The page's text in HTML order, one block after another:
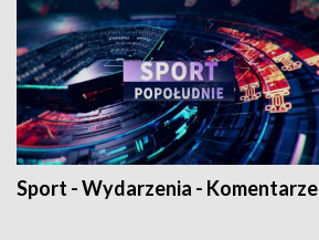
Sport - Wydarzenia - Komentarze